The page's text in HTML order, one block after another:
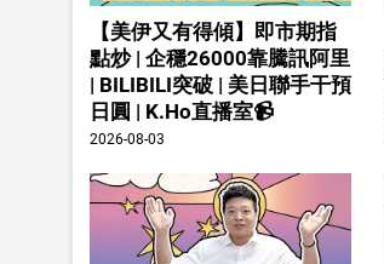
【美伊又有得傾】即市期指
點炒 | 企穩26000靠騰訊阿里
| BILIBILI突破 | 美日聯手干預
日圓 | K.Ho直播室📹
2026-08-03